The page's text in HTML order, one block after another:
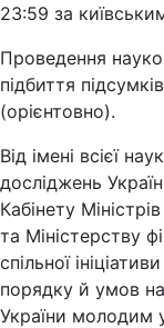
23:59 за
Проведення
підбиття
(орієнтовно).
Від імені всієї
досліджень
Кабінету
та Міністерству
спільної
порядку й умов
України молодим